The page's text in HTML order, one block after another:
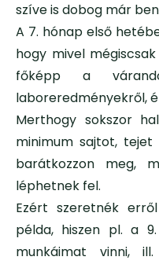
szíve is dobog már
A 7. hónap első
hogy mivel
főképp a
laboreredményekről,
Merthogy sokszor
minimum sajtot, tejet
barátkozzon meg,
léphetnek fel.
Ezért szeretnék
példa, hiszen pl. a
munkáimat vinni,